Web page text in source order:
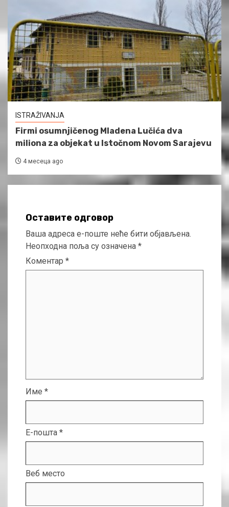
ISTRAŽIVANJA
Firmi osumnjičenog Mladena Lučića dva
miliona za objekat u Istočnom Novom Sarajevu
4 месеца ago
Оставите одговор
Ваша адреса е-поште неће бити објављена.
Неопходна поља су означена *
Коментар *
Име *
Е-пошта *
Веб место